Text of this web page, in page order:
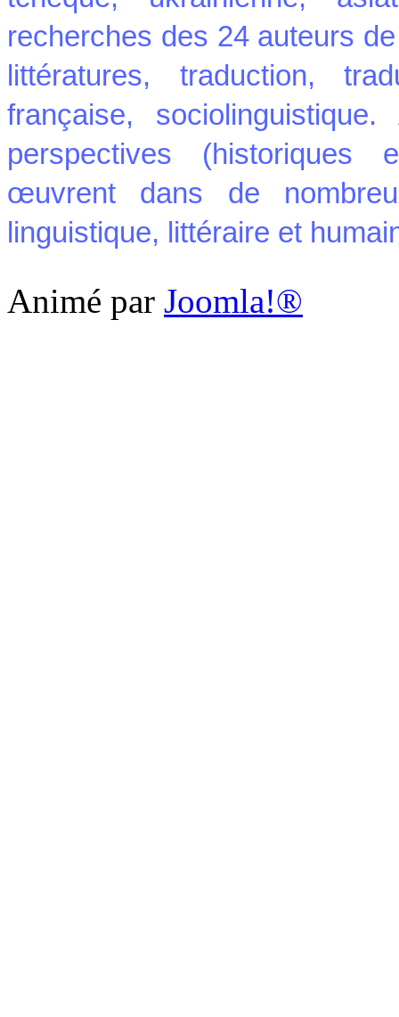
recherches des 24 auteurs
littératures, traduction,
française,
perspectives (historiques
œuvrent dans de
linguistique, littéraire et
Animé par Joomla!®